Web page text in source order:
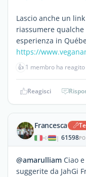
Lascio anche un
riassumere
esperienza in
https://
👍 1 membro ha
Reagisci
Francesca
| 61598
@amarulliam Ciao
suggerite da JahGi